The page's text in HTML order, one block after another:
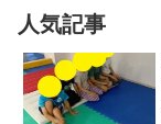
人気記事